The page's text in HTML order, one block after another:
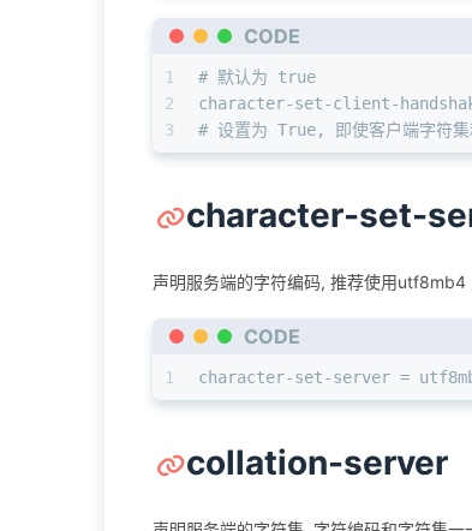
CODE
1
2
3
# 默认为 true
character-set-client-
# 设置为 True, 即使客户端字符集
character-set-
声明服务端的字符编码, 推荐使用
CODE
1 character-set-server =
collation-server